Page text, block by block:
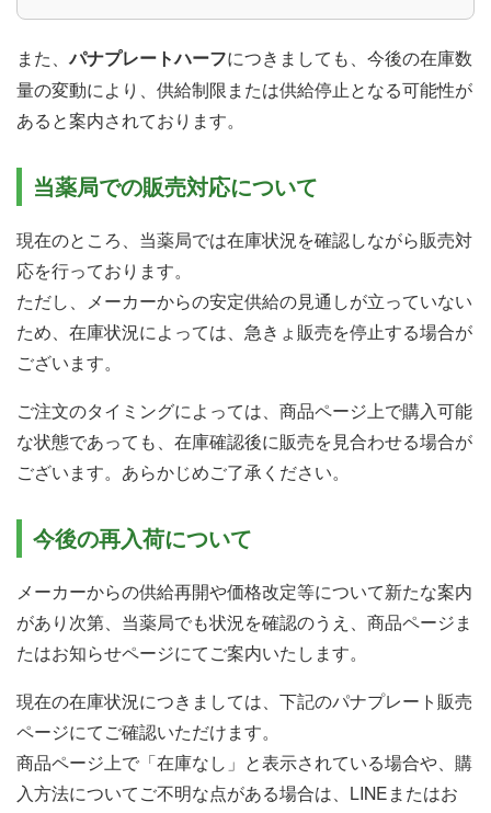
また、パナプレートハーフにつきましても、今後の在庫数
量の変動により、供給制限または供給停止となる可能性が
あると案内されております。
当薬局での販売対応について
現在のところ、当薬局では在庫状況を確認しながら販売対
応を行っております。
ただし、メーカーからの安定供給の見通しが立っていない
ため、在庫状況によっては、急きょ販売を停止する場合が
ございます。
ご注文のタイミングによっては、商品ページ上で購入可能
な状態であっても、在庫確認後に販売を見合わせる場合が
ございます。あらかじめご了承ください。
今後の再入荷について
メーカーからの供給再開や価格改定等について新たな案内
があり次第、当薬局でも状況を確認のうえ、商品ページま
たはお知らせページにてご案内いたします。
現在の在庫状況につきましては、下記のパナプレート販売
ページにてご確認いただけます。
商品ページ上で「在庫なし」と表示されている場合や、購
入方法についてご不明な点がある場合は、LINEまたはお